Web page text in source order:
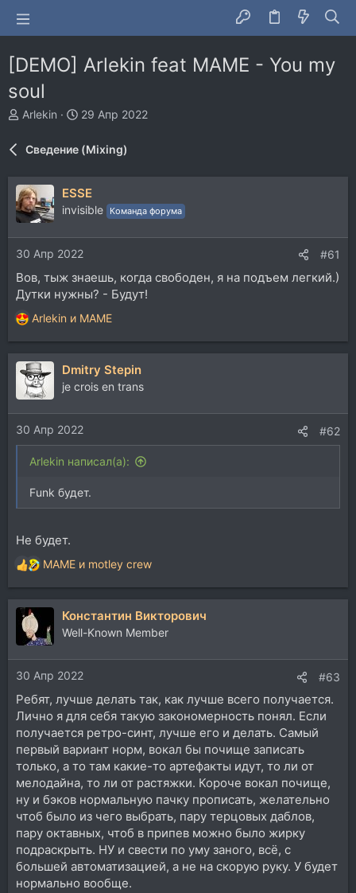
[DEMO] Arlekin feat MAME - You my
soul
А
т
р
т
е
м
Arlekin
Д
т
а
н
а
ч
а
29 Апр 2022
Сведение (Mixing)
ESSE
invisible Команда форума
30 Апр 2022 #61
Вов, тыж знаешь, когда свободен, я на подъем легкий.)
Дутки нужны? - Будут!
Р
е
а
к
и
и
:
Arlekin и MAME
Dmitry Stepin
je crois en trans
30 Апр 2022 #62
Arlekin написал(а):
Funk будет.
Не будет.
Р
е
а
ц
и
и
:
MAME и motley crew
Константин Викторович
Well-Known Member
30 Апр 2022 #63
Ребят, лучше делать так, как лучше всего получается.
Лично я для себя такую закономерность понял. Если
получается ретро-синт, лучше его и делать. Самый
первый вариант норм, вокал бы почище записать
только, а то там какие-то артефакты идут, то ли от
мелодайна, то ли от растяжки. Короче вокал почище,
ну и бэков нормальную пачку прописать, желательно
чтоб было из чего выбрать, пару терцовых даблов,
пару октавных, чтоб в припев можно было жирку
подраскрыть. НУ и свести по уму заного, всё, с
большей автоматизацией, а не на скорую руку. У будет
нормально вообще.